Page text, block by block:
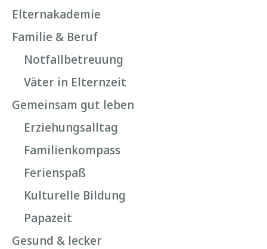
Elternakademie
Familie & Beruf
Notfallbetreuung
Väter in Elternzeit
Gemeinsam gut leben
Erziehungsalltag
Familienkompass
Ferienspaß
Kulturelle Bildung
Papazeit
Gesund & lecker